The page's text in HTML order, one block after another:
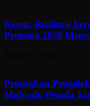
Keren, Realisasi
Pertama 2026
Pemisahan
Mulyadi: Pemda